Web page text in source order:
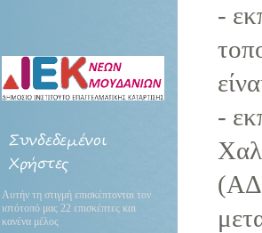
Συνδεδεμένοι
Χρήστες
Αυτήν τη στιγμή επισκέπτονται τον
ιστότοπό μας 22 επισκέπτες και
κανένα μέλος
-
-